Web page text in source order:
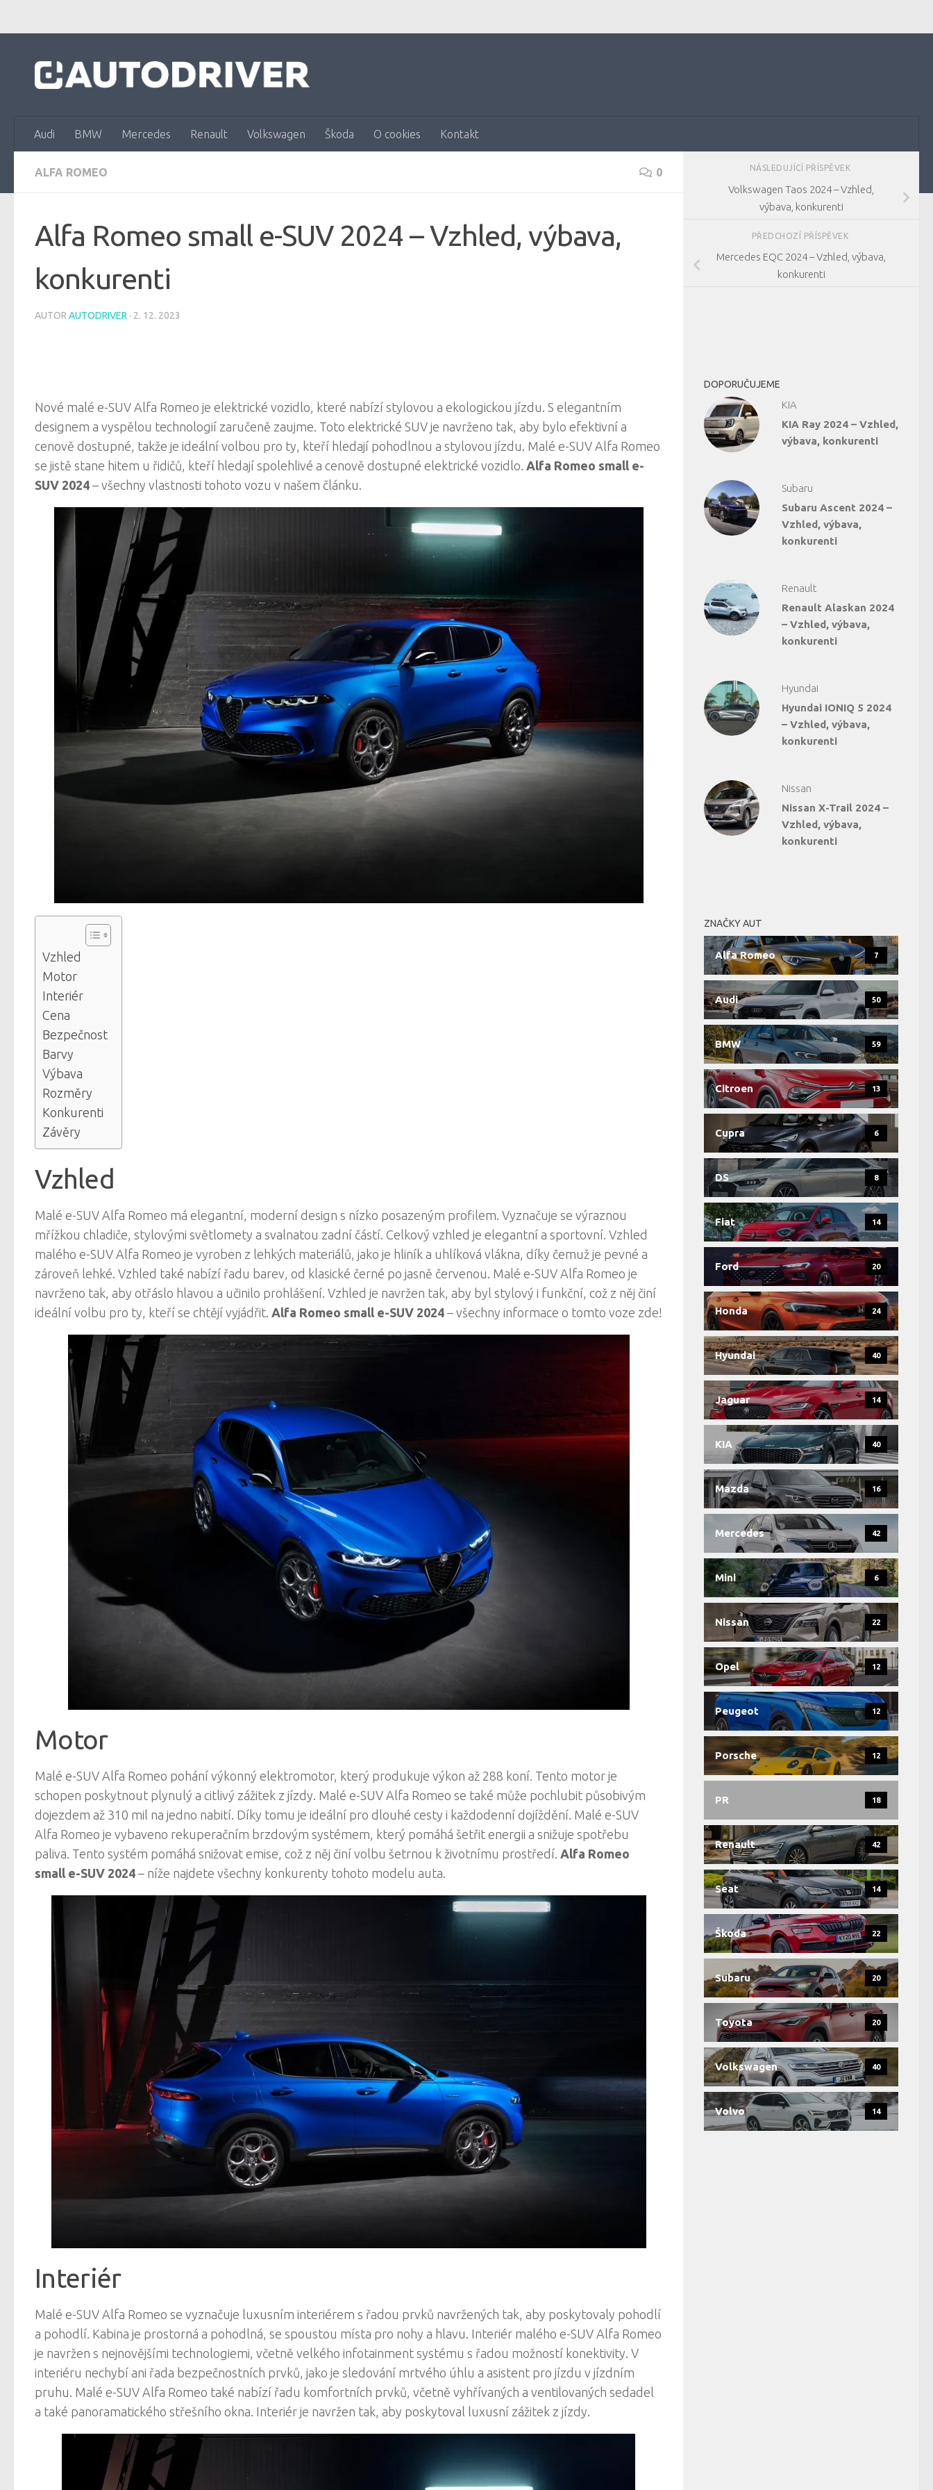
Audi BMW Mercedes Renault Volkswagen Škoda O cookies Kontakt
ALFA ROMEO 0
Alfa Romeo small e-SUV 2024 – Vzhled, výbava,
konkurenti
AUTOR AUTODRIVER · 2. 12. 2023
Nové malé e-SUV Alfa Romeo je elektrické vozidlo, které nabízí stylovou a ekologickou jízdu. S elegantním
designem a vyspělou technologií zaručeně zaujme. Toto elektrické SUV je navrženo tak, aby bylo efektivní a
cenově dostupné, takže je ideální volbou pro ty, kteří hledají pohodlnou a stylovou jízdu. Malé e-SUV Alfa Romeo
se jistě stane hitem u řidičů, kteří hledají spolehlivé a cenově dostupné elektrické vozidlo. Alfa Romeo small e-
SUV 2024 – všechny vlastnosti tohoto vozu v našem článku.
Vzhled
Motor
Interiér
Cena
Bezpečnost
Barvy
Výbava
Rozměry
Konkurenti
Závěry
Vzhled
Malé e-SUV Alfa Romeo má elegantní, moderní design s nízko posazeným profilem. Vyznačuje se výraznou
mřížkou chladiče, stylovými světlomety a svalnatou zadní částí. Celkový vzhled je elegantní a sportovní. Vzhled
malého e-SUV Alfa Romeo je vyroben z lehkých materiálů, jako je hliník a uhlíková vlákna, díky čemuž je pevné a
zároveň lehké. Vzhled také nabízí řadu barev, od klasické černé po jasně červenou. Malé e-SUV Alfa Romeo je
navrženo tak, aby otřáslo hlavou a učinilo prohlášení. Vzhled je navržen tak, aby byl stylový i funkční, což z něj činí
ideální volbu pro ty, kteří se chtějí vyjádřit. Alfa Romeo small e-SUV 2024 – všechny informace o tomto voze zde!
Motor
Malé e-SUV Alfa Romeo pohání výkonný elektromotor, který produkuje výkon až 288 koní. Tento motor je
schopen poskytnout plynulý a citlivý zážitek z jízdy. Malé e-SUV Alfa Romeo se také může pochlubit působivým
dojezdem až 310 mil na jedno nabití. Díky tomu je ideální pro dlouhé cesty i každodenní dojíždění. Malé e-SUV
Alfa Romeo je vybaveno rekuperačním brzdovým systémem, který pomáhá šetřit energii a snižuje spotřebu
paliva. Tento systém pomáhá snižovat emise, což z něj činí volbu šetrnou k životnímu prostředí. Alfa Romeo
small e-SUV 2024 – níže najdete všechny konkurenty tohoto modelu auta.
Interiér
Malé e-SUV Alfa Romeo se vyznačuje luxusním interiérem s řadou prvků navržených tak, aby poskytovaly pohodlí
a pohodlí. Kabina je prostorná a pohodlná, se spoustou místa pro nohy a hlavu. Interiér malého e-SUV Alfa Romeo
je navržen s nejnovějšími technologiemi, včetně velkého infotainment systému s řadou možností konektivity. V
interiéru nechybí ani řada bezpečnostních prvků, jako je sledování mrtvého úhlu a asistent pro jízdu v jízdním
pruhu. Malé e-SUV Alfa Romeo také nabízí řadu komfortních prvků, včetně vyhřívaných a ventilovaných sedadel
a také panoramatického střešního okna. Interiér je navržen tak, aby poskytoval luxusní zážitek z jízdy.
NÁSLEDUJÍCÍ PŘÍSPĚVEK
Volkswagen Taos 2024 – Vzhled,
výbava, konkurenti
PŘEDCHOZÍ PŘÍSPĚVEK
Mercedes EQC 2024 – Vzhled, výbava,
konkurenti
DOPORUČUJEME
KIA
KIA Ray 2024 – Vzhled,
výbava, konkurenti
Subaru
Subaru Ascent 2024 –
Vzhled, výbava,
konkurenti
Renault
Renault Alaskan 2024
– Vzhled, výbava,
konkurenti
Hyundai
Hyundai IONIQ 5 2024
– Vzhled, výbava,
konkurenti
Nissan
Nissan X-Trail 2024 –
Vzhled, výbava,
konkurenti
ZNAČKY AUT
Alfa Romeo 7
Audi 50
BMW 59
Citroen 13
Cupra 6
DS 8
Fiat 14
Ford 20
Honda 24
Hyundai 40
Jaguar 14
KIA 40
Mazda 16
Mercedes 42
Mini 6
Nissan 22
Opel 12
Peugeot 12
Porsche 12
PR 18
Renault 42
Seat 14
Škoda 22
Subaru 20
Toyota 20
Volkswagen 40
Volvo 14